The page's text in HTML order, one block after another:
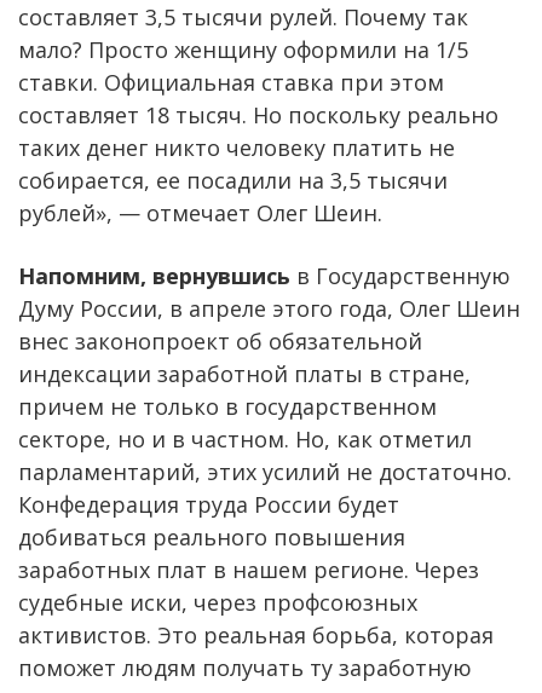
составляет 3,5 тысячи рулей. Почему так
мало? Просто женщину оформили на 1/5
ставки. Официальная ставка при этом
составляет 18 тысяч. Но поскольку реально
таких денег никто человеку платить не
собирается, ее посадили на 3,5 тысячи
рублей», — отмечает Олег Шеин.
Напомним, вернувшись в Государственную
Думу России, в апреле этого года, Олег Шеин
внес законопроект об обязательной
индексации заработной платы в стране,
причем не только в государственном
секторе, но и в частном. Но, как отметил
парламентарий, этих усилий не достаточно.
Конфедерация труда России будет
добиваться реального повышения
заработных плат в нашем регионе. Через
судебные иски, через профсоюзных
активистов. Это реальная борьба, которая
поможет людям получать ту заработную